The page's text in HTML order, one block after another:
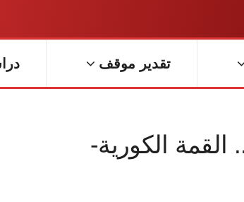
تقدير موقف
الكورية-